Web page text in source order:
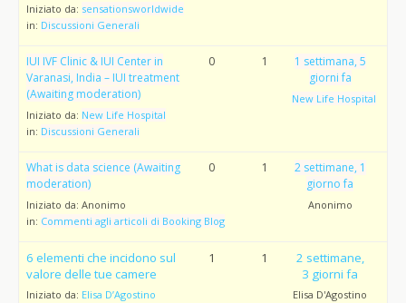
Iniziato da: sensationsworldwide
in: Discussioni Generali
IUI IVF Clinic & IUI Center in
Varanasi, India – IUI treatment
(Awaiting moderation)
Iniziato da: New Life Hospital
in: Discussioni Generali
0 1
1 settimana, 5
giorni fa
New Life Hospital
What is data science (Awaiting
moderation)
Iniziato da: Anonimo
in: Commenti agli articoli di Booking Blog
0 1
2 settimane, 1
giorno fa
Anonimo
6 elementi che incidono sul
valore delle tue camere
Iniziato da: Elisa D’Agostino
1 1
2 settimane,
3 giorni fa
Elisa D'Agostino